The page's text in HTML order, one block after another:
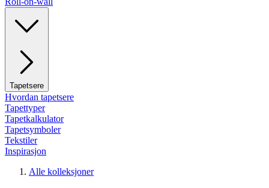
Tapetsere
Hvordan tapetsere
Tapettyper
Tapetkalkulator
Tapetsymboler
Tekstiler
Inspirasjon
Alle kolleksjoner